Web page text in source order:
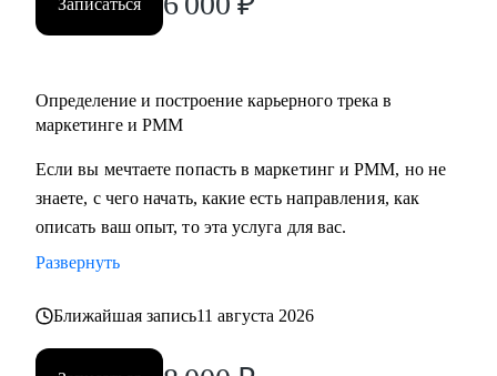
• Middle/senior специалистам в маркетинге и PMM для
• Всем, кто точно понимает, что хочет попасть в Digital-
маркетинг и PMM, но не знает, какие бывают направления,
с чего можно начать, в какую сторону двигаться.
Записаться
Определение и построение карьерного трека в
маркетинге и PMM
Если вы мечтаете попасть в маркетинг и PMM, но не
знаете, с чего начать, какие есть направления, как
описать ваш опыт, то эта услуга для вас.
Развернуть
Ближайшая запись11 августа 2026